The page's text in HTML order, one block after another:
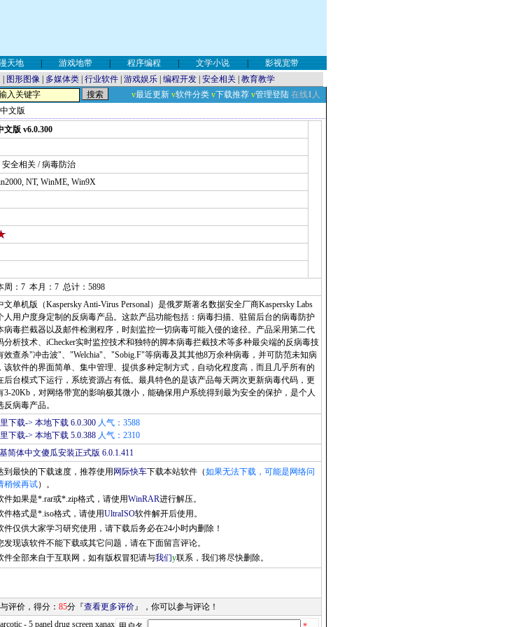
天地 | 游戏地带 | 程序编程 | 文学小说 |
影视宽带
图形图像 多媒体类 行业软件 游戏娱乐 编程开发 安全相关 教育教学
v最近更新 v软件分类 v下载推荐 v管理登陆 在线1人
文版
文版 v6.0.300
安全相关 / 病毒防治
NT, WinME, Win9X
周：7 本月：7 总计：5898
文单机版（Kaspersky Anti-Virus Personal）是俄罗斯著名数据安全厂商Kaspersky Labs
人用户度身定制的反病毒产品。这款产品功能包括：病毒扫描、驻留后台的病毒防护
病毒拦截器以及邮件检测程序，时刻监控一切病毒可能入侵的途径。产品采用第二代
分析技术、iChecker实时监控技术和独特的脚本病毒拦截技术等多种最尖端的反病毒技
效查杀"冲击波"、"Welchia"、"Sobig.F"等病毒及其其他8万余种病毒，并可防范未知病
该软件的界面简单、集中管理、提供多种定制方式，自动化程度高，而且几乎所有的
后台模式下运行，系统资源占有低。最具特色的是该产品每天两次更新病毒代码，更
3-20Kb，对网络带宽的影响极其微小，能确保用户系统得到最为安全的保护，是个人
病毒产品。
下载-> 本地下载 6.0.300 人气：3588
下载-> 本地下载 5.0.388 人气：2310
简体中文傻瓜安装正式版 6.0.1.411
到最快的下载速度，推荐使用 网际快车下载本站软件（如果无法下载，可能是网络问
稍候再试）。
件如果是*.rar或*.zip格式，请使用WinRAR进行解压。
件格式是*.iso格式，请使用UltraISO软件解开后使用。
件仅供大家学习研究使用，请下载后务必在24小时内删除！
发现该软件不能下载或其它问题，请在下面留言评论。
件全部来自于互联网，如有版权冒犯请与我们y联系，我们将尽快删除。
评价，得分： 85分『查看更多评价』，你可以参与评论！
- 5 panel drug screen xanax